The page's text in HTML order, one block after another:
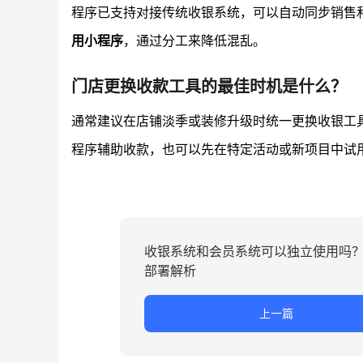
程序已支持对接传统收银系统，可以自动同步销
用小程序，通过分工来降低混乱。
门店更换收款工具的最佳时机是什么？
通常建议在店铺淡季或装修升级时统一更换收银工
程序辅助收款，也可以先在特定活动或新项目中试
收银系统和会员系统可以独立使用吗
部署解析
上一篇